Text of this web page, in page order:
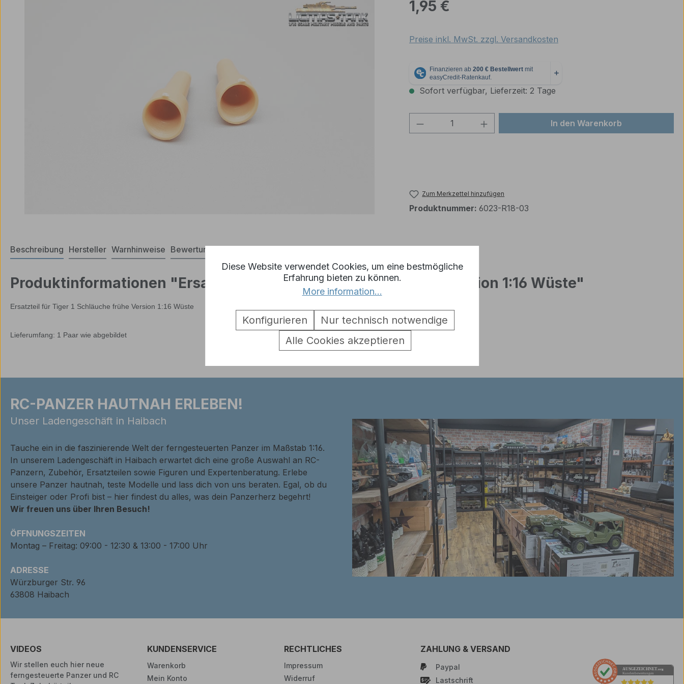
1,95 €
Preise inkl. MwSt. zzgl. Versandkosten
Sofort verfügbar, Lieferzeit: 2 Tage
Produkt Anzahl: Gib den gewünschten Wert
In den Warenkorb
Zum Merkzettel hinzufügen
Produktnummer: 6023-R18-03
Beschreibung Hersteller Warnhinweise Bewertungen
Produktinformationen "Ersatzteil für Tiger 1 Schläuche frühe Version 1:16 Wüste"
Ersatzteil für Tiger 1 Schläuche frühe Version 1:16 Wüste
Lieferumfang: 1 Paar wie abgebildet
RC-PANZER HAUTNAH ERLEBEN!
Unser Ladengeschäft in Haibach
Tauche ein in die faszinierende Welt der ferngesteuerten Panzer im Maßstab 1:16.
In unserem Ladengeschäft in Haibach erwartet dich eine große Auswahl an RC-
Panzern, Zubehör, Ersatzteilen sowie Figuren und Expertenberatung. Erlebe
unsere Panzer hautnah, teste Modelle und lass dich von uns beraten. Egal, ob du
Einsteiger oder Profi bist – hier findest du alles, was dein Panzerherz begehrt!
Wir freuen uns über Ihren Besuch!
ÖFFNUNGSZEITEN
Montag – Freitag: 09:00 - 12:30 & 13:00 - 17:00 Uhr
ADRESSE
Würzburger Str. 96
63808 Haibach
VIDEOS
Wir stellen euch hier neue
ferngesteuerte Panzer und RC
KUNDENSERVICE
Warenkorb
Mein Konto
RECHTLICHES
Impressum
Widerruf
ZAHLUNG & VERSAND
Paypal
Lastschrift
AUSGEZEICHNET .org
Kundenbewertungen
Diese Website verwendet Cookies, um eine bestmögliche
Erfahrung bieten zu können.
More information...
Nur technisch notwendige
Konfigurieren
Alle Cookies akzeptieren